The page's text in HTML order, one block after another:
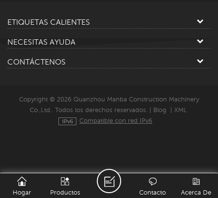
ETIQUETAS CALIENTES
NECESITAS AYUDA
CONTÁCTENOS
Copyright © 2026 Quanzhou Manba Construction Machinery
Co.,Ltd.. Todos los derechos reservados. |
Blog
XML
Compatible con red IPv6
Hogar Productos Acerca De
Contacto